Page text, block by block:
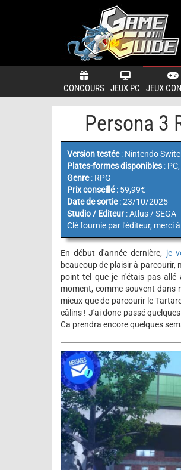
CONCOURS JEUX PC JEUX
Persona 3
Version testée: Nintendo
Plates-formes disponibles :
Genre: RPG
Prix conseillé: 59,99€
Date de sortie: 23/10/2025
Studio / Editeur : Atlus / SEGA
Clé fournie par l'éditeur, merci
En début d'année dernière, je
beaucoup de plaisir à parcourir,
point tel que je n'étais pas allé
moment, comme souvent dans
mieux que de parcourir le
câlins ! J'ai donc passé
Ca prendra encore quelques